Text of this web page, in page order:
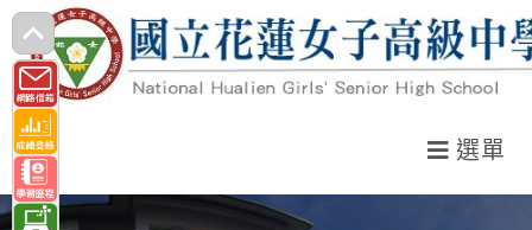
跳
轉
至
主
要
內
選單